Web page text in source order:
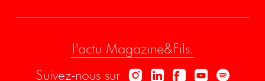
l'actu Magazine&Fils.
Suivez-nous sur